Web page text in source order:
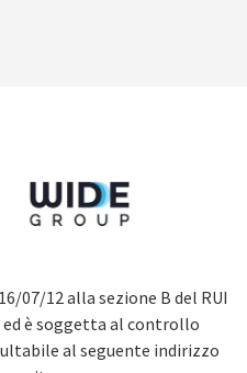
07/12 alla sezione B del RUI
ed è soggetta al controllo
al seguente indirizzo